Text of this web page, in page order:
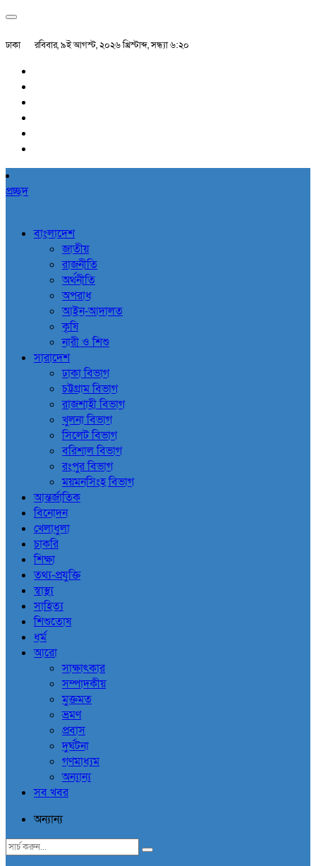
ঢাকা রবিবার, ৯ই আগস্ট, ২০২৬ খ্রিস্টাব্দ, সন্ধ্যা ৬:২০
প্রচ্ছদ
বাংলাদেশ
জাতীয়
রাজনীতি
অর্থনীতি
অপরাধ
আইন-আদালত
কৃষি
নারী ও শিশু
সারাদেশ
ঢাকা বিভাগ
চট্টগ্রাম বিভাগ
রাজশাহী বিভাগ
খুলনা বিভাগ
সিলেট বিভাগ
বরিশাল বিভাগ
রংপুর বিভাগ
ময়মনসিংহ বিভাগ
আন্তর্জাতিক
বিনোদন
খেলাধুলা
চাকরি
শিক্ষা
তথ্য-প্রযুক্তি
স্বাস্থ্য
সাহিত্য
শিশুতোষ
ধর্ম
আরো
সাক্ষাৎকার
সম্পাদকীয়
মুক্তমত
ভ্রমণ
প্রবাস
দুর্ঘটনা
গণমাধ্যম
অন্যান্য
সব খবর
অন্যান্য